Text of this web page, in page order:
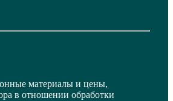
материалы и цены,
в отношении обработки